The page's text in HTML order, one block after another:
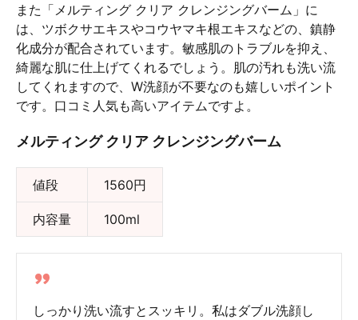
また「メルティング クリア クレンジングバーム」に
は、ツボクサエキスやコウヤマキ根エキスなどの、鎮静
化成分が配合されています。敏感肌のトラブルを抑え、
綺麗な肌に仕上げてくれるでしょう。肌の汚れも洗い流
してくれますので、W洗顔が不要なのも嬉しいポイント
です。口コミ人気も高いアイテムですよ。
メルティング クリア クレンジングバーム
値段 1560円
内容量 100ml
しっかり洗い流すとスッキリ。私はダブル洗顔し